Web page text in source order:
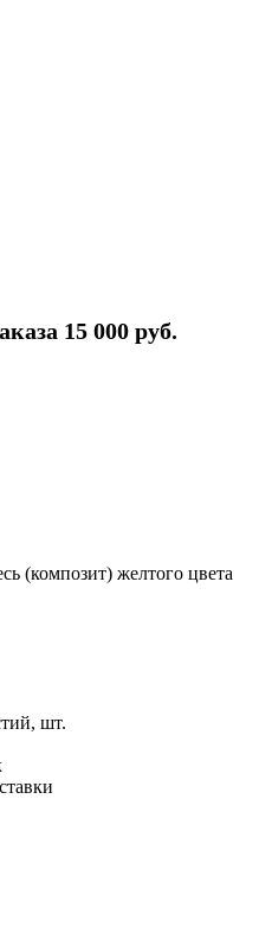
15 000 руб.
(композит) желтого цвета
шт.